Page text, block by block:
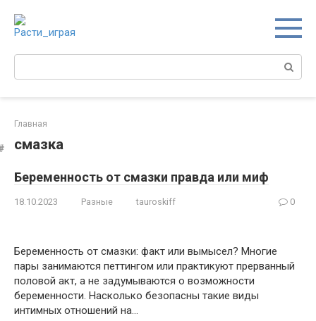
контенту
Поиск:
Главная
смазка
Беременность от смазки правда или миф
18.10.2023 Разные tauroskiff 0
Беременность от смазки: факт или вымысел? Многие
пары занимаются петтингом или практикуют прерванный
половой акт, а не задумываются о возможности
беременности. Насколько безопасны такие виды
интимных отношений на…